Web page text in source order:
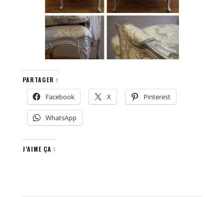
PARTAGER :
Facebook X Pinterest
WhatsApp
J’AIME ÇA :